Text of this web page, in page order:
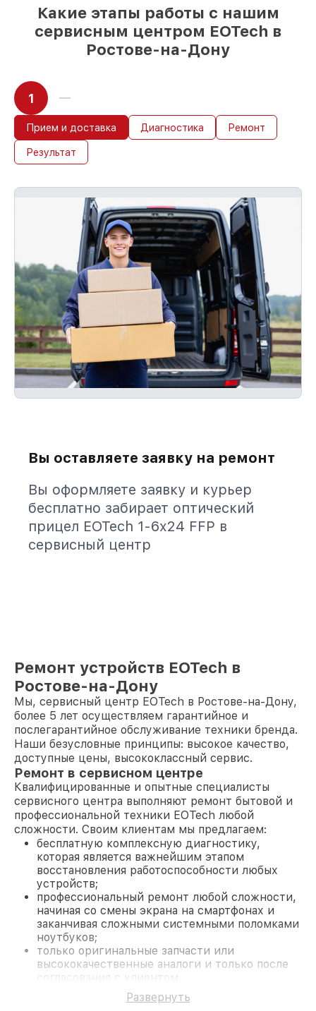
Какие этапы работы с нашим
сервисным центром EOTech в
Ростове-на-Дону
1
Прием и доставка Диагностика Ремонт
Результат
Вы оставляете заявку на ремонт
Вы оформляете заявку и курьер
бесплатно забирает оптический
прицел EOTech 1-6x24 FFP в
сервисный центр
Ремонт устройств EOTech в
Ростове-на-Дону
Мы, сервисный центр EOTech в Ростове-на-Дону,
более 5 лет осуществляем гарантийное и
послегарантийное обслуживание техники бренда.
Наши безусловные принципы: высокое качество,
доступные цены, высококлассный сервис.
Ремонт в сервисном центре
Квалифицированные и опытные специалисты
сервисного центра выполняют ремонт бытовой и
профессиональной техники EOTech любой
сложности. Своим клиентам мы предлагаем:
бесплатную комплексную диагностику,
которая является важнейшим этапом
восстановления работоспособности любых
устройств;
профессиональный ремонт любой сложности,
начиная со смены экрана на смартфонах и
заканчивая сложными системными поломками
ноутбуков;
только оригинальные запчасти или
высококачественные аналоги и только после
согласования с клиентом.
На все работы и замененные комплектующие
предоставляется длительная гарантия. В случае
Развернуть